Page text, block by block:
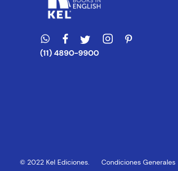
(11) 4890-9900
© 2022 Kel Ediciones. Condiciones Generales